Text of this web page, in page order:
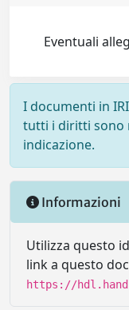
Eventuali
I documenti in
tutti i diritti sono
indicazione.
Informazioni
Utilizza questo
link a questo
https://